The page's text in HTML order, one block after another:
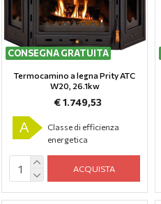
CONSEGNA GRATUITA
Termocamino a legna Prity ATC
W20, 26.1kw
€ 1.749,53
A
Classe di efficienza
energetica
ACQUISTA